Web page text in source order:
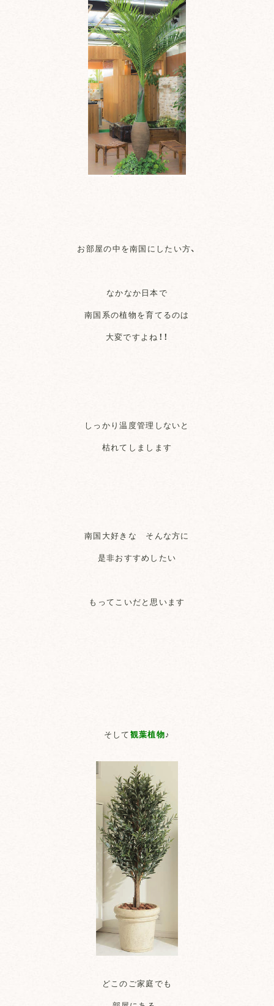
お部屋の中を南国にしたい方、
なかなか日本で
南国系の植物を育てるのは
大変ですよね！！
しっかり温度管理しないと
枯れてしまします
南国大好きな そんな方に
是非おすすめしたい
もってこいだと思います
そして観葉植物♪
どこのご家庭でも